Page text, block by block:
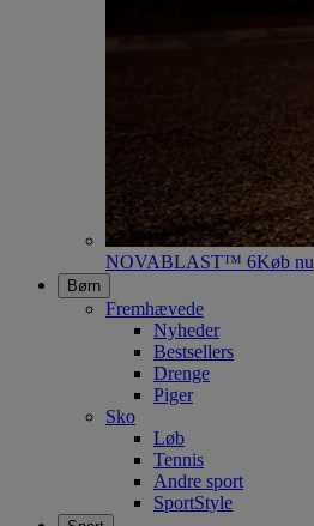
NOVABLAST™ 6Køb nu
Børn
Fremhævede
Nyheder
Bestsellers
Drenge
Piger
Sko
Løb
Tennis
Andre sport
SportStyle